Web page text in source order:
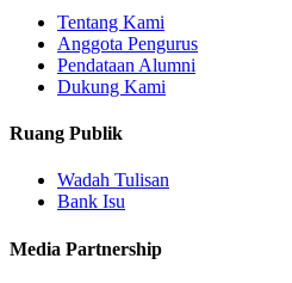
Tentang Kami
Anggota Pengurus
Pendataan Alumni
Dukung Kami
Ruang Publik
Wadah Tulisan
Bank Isu
Media Partnership